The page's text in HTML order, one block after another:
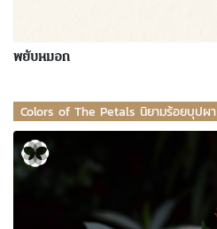
พยับหมอก
Colors of The Petals นิยามร้อยบุปผา